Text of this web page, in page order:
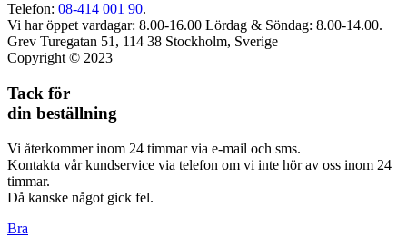
Telefon: 08-414 001 90.
Vi har öppet vardagar: 8.00-16.00 Lördag & Söndag: 8.00-14.00.
Grev Turegatan 51, 114 38 Stockholm, Sverige
Copyright © 2023
Tack för
din beställning
Vi återkommer inom 24 timmar via e-mail och sms.
Kontakta vår kundservice via telefon om vi inte hör av oss inom 24
timmar.
Då kanske något gick fel.
Bra